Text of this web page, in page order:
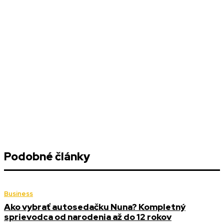
Podobné články
Business
Ako vybrať autosedačku Nuna? Kompletný
sprievodca od narodenia až do 12 rokov